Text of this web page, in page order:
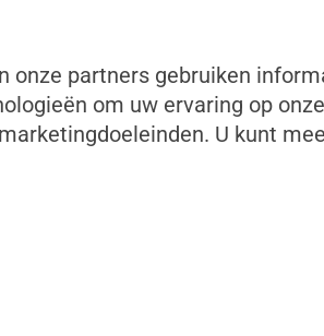
idee niet alleen theoretisch
waarmee mensen uit
welke voor hen
iedere deelnemer een
studies, waaronder een
organisaties en
ervaarde, twee
zelfs wanneer rekening
werd het causale pad verder
onze partners gebruiken
om uw ervaring op
U kunt